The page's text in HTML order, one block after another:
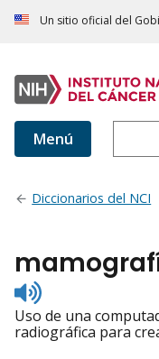
Un sitio oficial del
Menú
Diccionarios del NCI
Listen
to
pronunciation
Uso de una
radiográfica para